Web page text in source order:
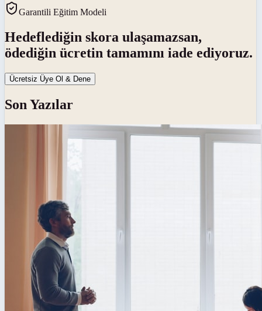
Garantili Eğitim Modeli
Hedeflediğin skora ulaşamazsan,
ödediğin ücretin tamamını iade ediyoruz.
Ücretsiz Üye Ol & Dene
Son Yazılar